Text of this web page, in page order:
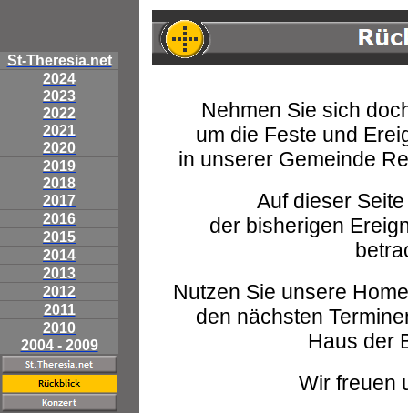
St-Theresia.net
2024
2023
2022
2021
2020
2019
2018
2017
2016
2015
2014
2013
2012
2011
2010
2004 - 2009
Nehmen Sie sich
um die Feste und
in unserer Gemeinde
Auf dieser
der bisherigen
Nutzen Sie unsere
den nächsten
Haus der
Wir freuen